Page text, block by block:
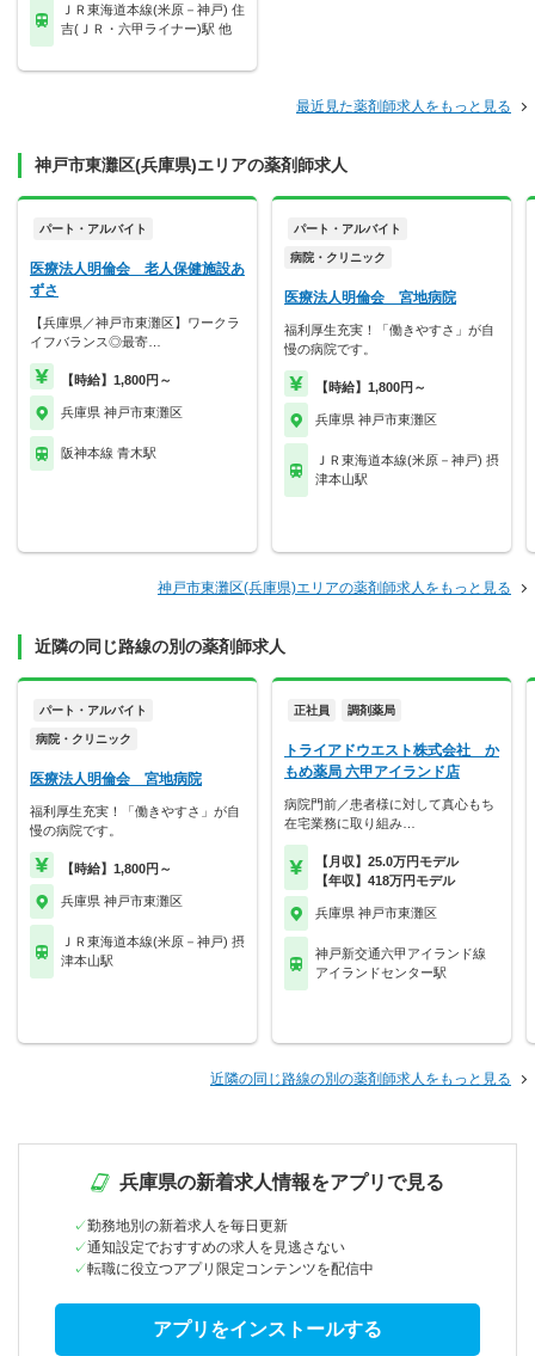
ＪＲ東海道本線(米原－神戸) 住
吉(ＪＲ・六甲ライナー)駅 他
最近見た薬剤師求人をもっと見る
神戸市東灘区(兵庫県)エリアの薬剤師求人
パート・アルバイト
医療法人明倫会 老人保健施設あ
ずさ
【兵庫県／神戸市東灘区】ワークラ
イフバランス◎最寄…
【時給】1,800円～
兵庫県 神戸市東灘区
阪神本線 青木駅
パート・アルバイト
病院・クリニック
医療法人明倫会 宮地病院
福利厚生充実！「働きやすさ」が自
慢の病院です。
【時給】1,800円～
兵庫県 神戸市東灘区
ＪＲ東海道本線(米原－神戸) 摂
津本山駅
神戸市東灘区(兵庫県)エリアの薬剤師求人をもっと見る
近隣の同じ路線の別の薬剤師求人
パート・アルバイト
病院・クリニック
医療法人明倫会 宮地病院
福利厚生充実！「働きやすさ」が自
慢の病院です。
【時給】1,800円～
兵庫県 神戸市東灘区
ＪＲ東海道本線(米原－神戸) 摂
津本山駅
正社員 調剤薬局
トライアドウエスト株式会社 か
もめ薬局 六甲アイランド店
病院門前／患者様に対して真心もち
在宅業務に取り組み…
【月収】25.0万円モデル
【年収】418万円モデル
兵庫県 神戸市東灘区
神戸新交通六甲アイランド線
アイランドセンター駅
近隣の同じ路線の別の薬剤師求人をもっと見る
兵庫県の新着求人情報をアプリで見る
勤務地別の新着求人を毎日更新
通知設定でおすすめの求人を見逃さない
転職に役立つアプリ限定コンテンツを配信中
アプリをインストールする